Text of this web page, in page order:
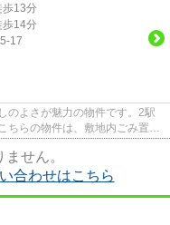
歩13分
歩14分
17
のよさが魅力の物件です。2駅
ちらの物件は、敷地内ごみ置き
せん。
合わせはこちら